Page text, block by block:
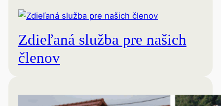
Zdieľaná služba pre našich
členov